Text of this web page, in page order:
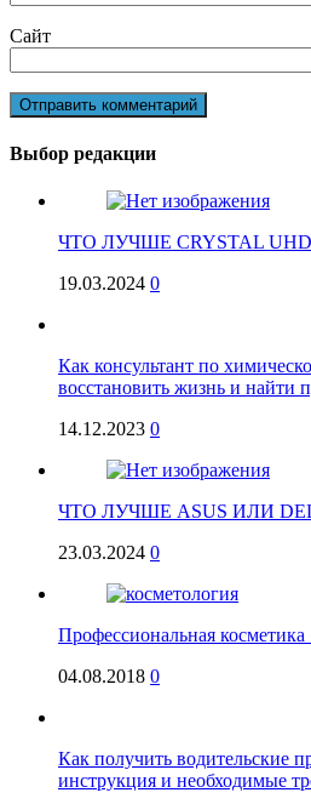
Сайт
Выбор редакции
ЧТО ЛУЧШЕ CRYSTAL
19.03.2024 0
Как консультант по
восстановить жизнь и найти
14.12.2023 0
ЧТО ЛУЧШЕ ASUS ИЛИ
23.03.2024 0
Профессиональная
04.08.2018 0
Как получить водительские
инструкция и необходимые